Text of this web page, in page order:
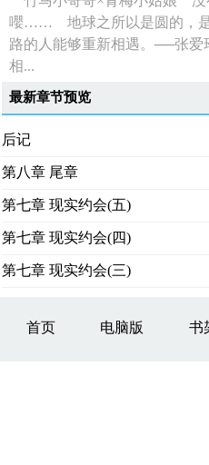
嚶…… 地球之所以是圆的，是
路的人能够重新相遇。──张
相...
最新章节预览
后记
第八章 尾章
第七章 现实约会(五)
第七章 现实约会(四)
第七章 现实约会(三)
首页 电脑版 书